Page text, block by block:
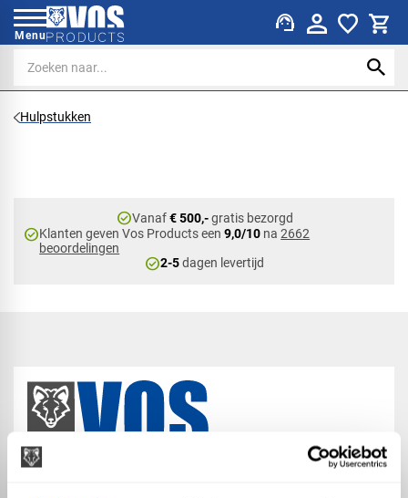
Menu support_agent
Hulpstukken
check_circleVanaf€ 500,-gratis bezorgd
check_circleKlanten geven Vos Products een9,0/10 na2662
beoordelingen
check_circle2-5dagen levertijd